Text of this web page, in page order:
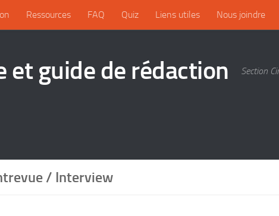
Ressources FAQ Quiz Liens utiles Nous joindre
et guide de rédaction Section
/ Interview